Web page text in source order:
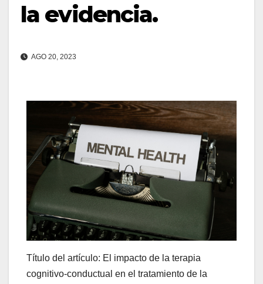
la evidencia.
AGO 20, 2023
Título del artículo: El impacto de la terapia
cognitivo-conductual en el tratamiento de la